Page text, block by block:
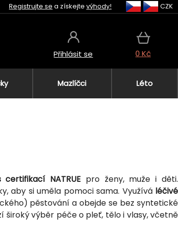
Registrujte se a získejte výhody! CZK
Přihlásit se 0 Kč
Mazlíčci Léto
NATRUE pro ženy, muže i děti.
aby si uměla pomoci sama. Využívá léčivé
pěstování a obejde se bez syntetické
široký výběr péče o pleť, tělo i vlasy, včetně